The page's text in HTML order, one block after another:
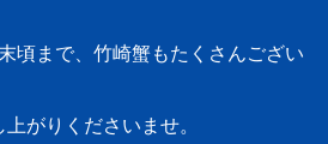
頃まで、竹崎蟹もたくさんござい
がりくださいませ。